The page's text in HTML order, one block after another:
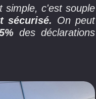
simple, c'est souple
sécurisé. On peut
des déclarations